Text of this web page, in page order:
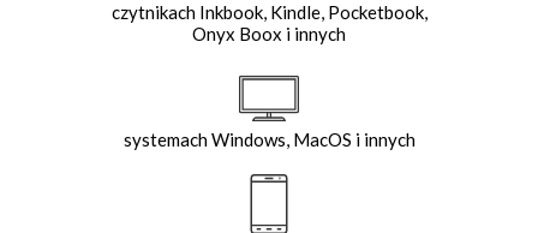
czytnikach Inkbook, Kindle, Pocketbook,
Onyx Boox i innych
systemach Windows, MacOS i innych